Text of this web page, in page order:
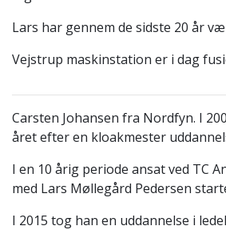
Lars har gennem de sidste 20 år
Vejstrup maskinstation er i dag
Carsten Johansen fra Nordfyn. I
året efter en kloakmester
I en 10 årig periode ansat ved TC
med Lars Møllegård Pedersen
I 2015 tog han en uddannelse i